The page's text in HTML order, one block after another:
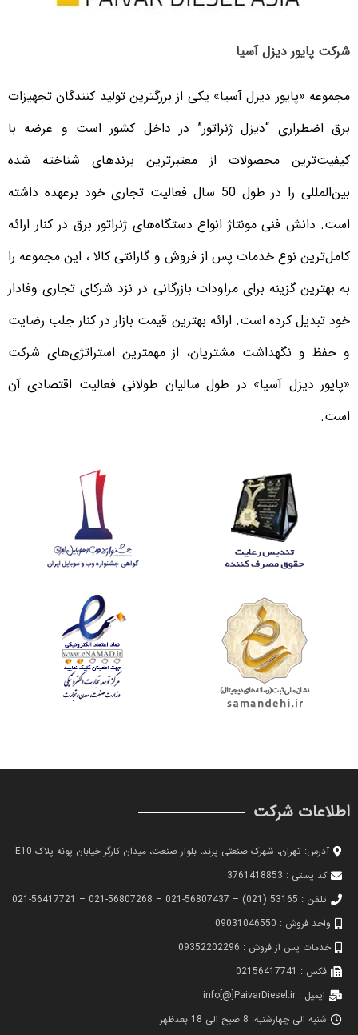
شرکت پایور دیزل آسیا
مجموعه «پایور دیزل آسیا» یکی از بزرگترین تولید کنندگان تجهیزات
برق اضطراری “دیزل ژنراتور” در داخل کشور است و عرضه با
کیفیت‌ترین محصولات از معتبرترین برندهای شناخته شده
بین‌المللی را در طول 50 سال فعالیت تجاری خود برعهده داشته
است. دانش فنی مونتاژ انواع دستگاه‌های ژنراتور برق در کنار ارائه
کامل‌ترین نوع خدمات پس از فروش و گارانتی کالا ، این مجموعه را
به بهترین گزینه برای مراودات بازرگانی در نزد شرکای تجاری وفادار
خود تبدیل کرده است. ارائه بهترین قیمت بازار در کنار جلب رضایت
و حفظ و نگهداشت مشتریان، از مهمترین استراتژی‌های شرکت
«پایور دیزل آسیا» در طول سالیان طولانی فعالیت اقتصادی آن
است.
اطلاعات شرکت
آدرس: تهران، شهرک صنعتی پرند، بلوار صنعت، میدان کارگر خیابان پونه پلاک E10
کد پستی : 3761418853
تلفن : 53165 (021) – 56807437-021 – 56807268-021 – 56417721-021
واحد فروش : 09031046550
خدمات پس از فروش : 09352202296
فکس : 02156417741
ایمیل : info[@]PaivarDiesel.ir
شنبه الی چهارشنبه: 8 صبح الی 18 بعدظهر